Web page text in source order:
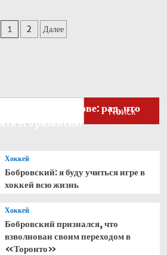
Пагинация
1 2 Далее
Поиск
Ахтямове: рад, что
его развитию
Хоккей
Бобровский: я буду учиться игре в
хоккей всю жизнь
Хоккей
Бобровский признался, что
взволнован своим переходом в
«Торонто»